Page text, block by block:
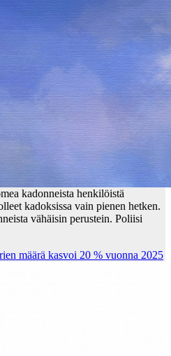
kadonneista henkilöistä
kadoksissa vain pienen hetken.
vähäisin perustein. Poliisi
määrä kasvoi 20 % vuonna 2025